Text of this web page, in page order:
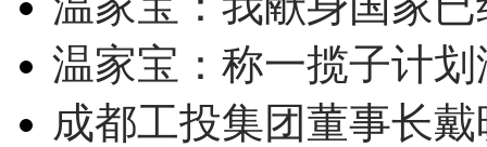
温家宝：称一揽子计
成都工投集团董事长